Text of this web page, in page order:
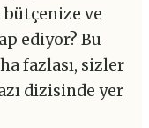
ve
ediyor? Bu
fazlası, sizler
dizisinde yer